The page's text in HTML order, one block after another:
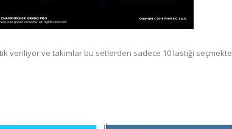
veriliyor ve takımlar bu setlerden sadece 10 lastiği seçmekte